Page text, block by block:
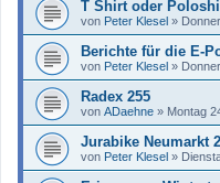
T Shirt oder
von Peter Klesel »
Berichte für die E-
von Peter Klesel »
Radex 255
von ADaehne » Montag
Jurabike Neumarkt
von Peter Klesel »